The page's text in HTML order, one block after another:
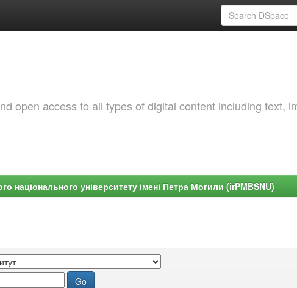
open access to all types of digital content including text,
національного університету імені Петра Могили (irPMBSNU)